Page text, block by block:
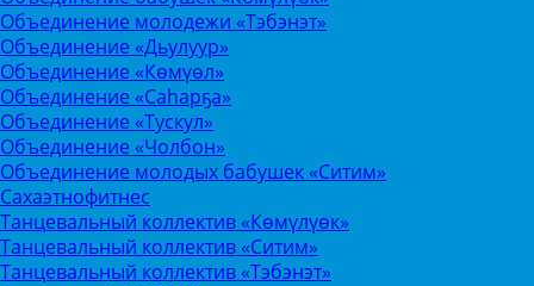
Объединение молодежи «Тэбэнэт»
Объединение «Дьулуур»
Объединение «Көмүөл»
Объединение «Саhарҕа»
Объединение «Тускул»
Объединение «Чолбон»
Объединение молодых бабушек «Ситим»
Сахаэтнофитнес
Танцевальный коллектив «Көмүлүөк»
Танцевальный коллектив «Ситим»
Танцевальный коллектив «Тэбэнэт»